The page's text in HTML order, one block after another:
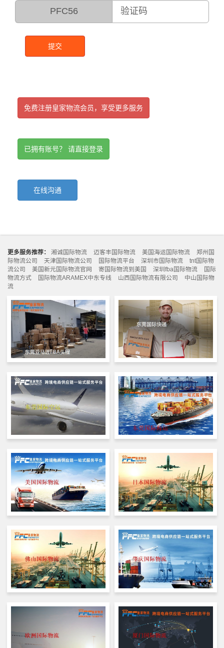
PFC56
提交
免费注册皇家物流会员，享受更多服务
已拥有账号？ 请直接登录
在线沟通
更多服务推荐： 湘诚国际物流 迈客丰国际物流 美国海运国际物流
郑州国
际物流公司
天津国际物流公司 国际物流平台 深圳市国际物流
tnt国际物
流公司
美国新元国际物流官网 寄国际物流到美国 深圳fba国际物流
国际
物流方式
国际物流ARAMEX中东专线 山西国际物流有限公司
中山国际物
流